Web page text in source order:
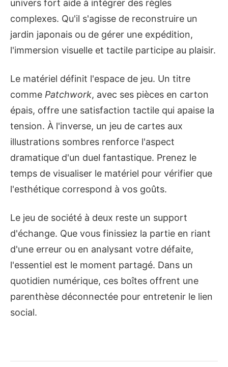
univers fort aide à intégrer des règles
complexes. Qu'il s'agisse de reconstruire un
jardin japonais ou de gérer une expédition,
l'immersion visuelle et tactile participe au plaisir.
Le matériel définit l'espace de jeu. Un titre
comme Patchwork, avec ses pièces en carton
épais, offre une satisfaction tactile qui apaise la
tension. À l'inverse, un jeu de cartes aux
illustrations sombres renforce l'aspect
dramatique d'un duel fantastique. Prenez le
temps de visualiser le matériel pour vérifier que
l'esthétique correspond à vos goûts.
Le jeu de société à deux reste un support
d'échange. Que vous finissiez la partie en riant
d'une erreur ou en analysant votre défaite,
l'essentiel est le moment partagé. Dans un
quotidien numérique, ces boîtes offrent une
parenthèse déconnectée pour entretenir le lien
social.